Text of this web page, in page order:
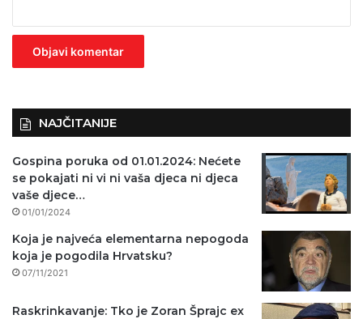
z
NAJČITANIJE
Gospina poruka od 01.01.2024: Nećete
se pokajati ni vi ni vaša djeca ni djeca
vaše djece…
01/01/2024
Koja je najveća elementarna nepogoda
koja je pogodila Hrvatsku?
07/11/2021
Raskrinkavanje: Tko je Zoran Šprajc ex